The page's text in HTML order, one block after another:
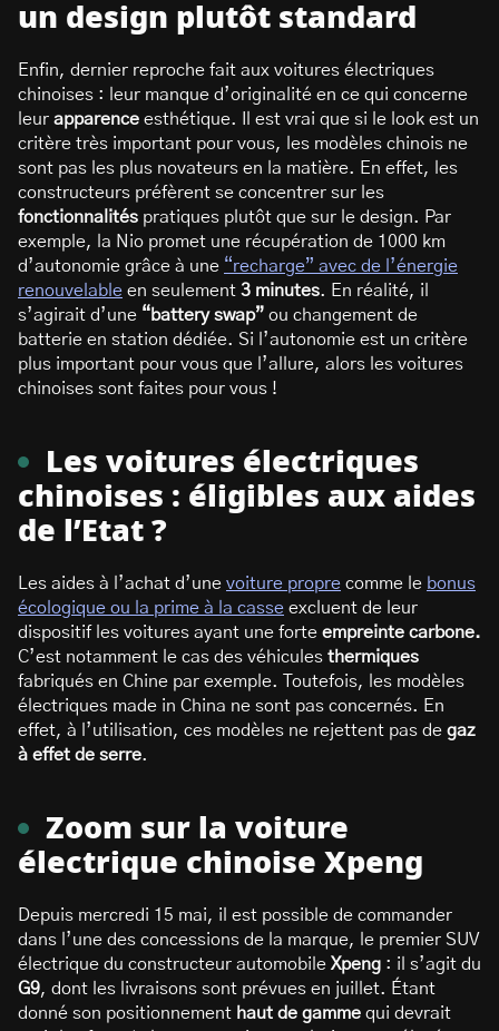
un design plutôt standard
Enfin, dernier reproche fait aux voitures électriques
chinoises : leur manque d’originalité en ce qui concerne
leur apparence esthétique. Il est vrai que si le look est un
critère très important pour vous, les modèles chinois ne
sont pas les plus novateurs en la matière. En effet, les
constructeurs préfèrent se concentrer sur les
fonctionnalités pratiques plutôt que sur le design. Par
exemple, la Nio promet une récupération de 1000 km
d’autonomie grâce à une “recharge” avec de l’énergie
renouvelable en seulement 3 minutes. En réalité, il
s’agirait d’une “battery swap” ou changement de
batterie en station dédiée. Si l’autonomie est un critère
plus important pour vous que l’allure, alors les voitures
chinoises sont faites pour vous !
Les voitures électriques
chinoises : éligibles aux aides
de l’Etat ?
Les aides à l’achat d’une voiture propre comme le bonus
écologique ou la prime à la casse excluent de leur
dispositif les voitures ayant une forte empreinte carbone.
C’est notamment le cas des véhicules thermiques
fabriqués en Chine par exemple. Toutefois, les modèles
électriques made in China ne sont pas concernés. En
effet, à l’utilisation, ces modèles ne rejettent pas de gaz
à effet de serre.
Zoom sur la voiture
électrique chinoise Xpeng
Depuis mercredi 15 mai, il est possible de commander
dans l’une des concessions de la marque, le premier SUV
électrique du constructeur automobile Xpeng : il s’agit du
G9, dont les livraisons sont prévues en juillet. Étant
donné son positionnement haut de gamme qui devrait